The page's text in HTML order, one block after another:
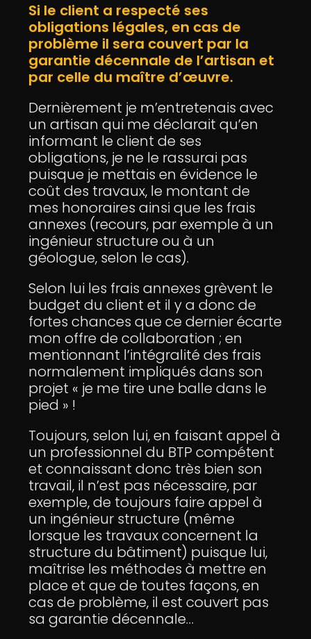
Si le client a respecté ses
obligations légales, en cas de
problème il sera couvert par la
garantie décennale de l’artisan et
par celle du maître d’œuvre.
Dernièrement je m’entretenais avec
un artisan qui me déclarait qu’en
informant le client de ses
obligations, je ne le rassurai pas
puisque je mettais en évidence le
coût des travaux, le montant de
mes honoraires ainsi que les frais
annexes (recours, par exemple à un
ingénieur structure ou à un
géologue, selon le cas).
Selon lui les frais annexes grèvent le
budget du client et il y a donc de
fortes chances que ce dernier écarte
mon offre de collaboration ; en
mentionnant l’intégralité des frais
normalement impliqués dans son
projet « je me tire une balle dans le
pied » !
Toujours, selon lui, en faisant appel à
un professionnel du BTP compétent
et connaissant donc très bien son
travail, il n’est pas nécessaire, par
exemple, de toujours faire appel à
un ingénieur structure (même
lorsque les travaux concernent la
structure du bâtiment) puisque lui,
maîtrise les méthodes à mettre en
place et que de toutes façons, en
cas de problème, il est couvert pas
sa garantie décennale…